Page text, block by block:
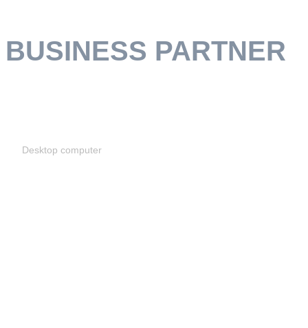
Desktop computer
BUSINESS PARTNER